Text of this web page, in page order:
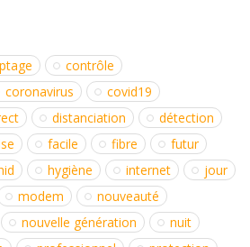
contrôle
coronavirus
covid19
distanciation
détection
facile fibre
futur
hygiène internet
jour
modem
nouveauté
nouvelle génération
nuit